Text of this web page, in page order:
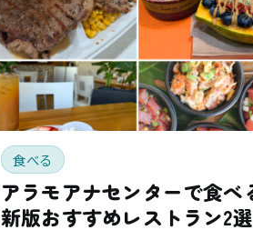
食べる
アラモアナセンターで食べ
新版おすすめレストラン2